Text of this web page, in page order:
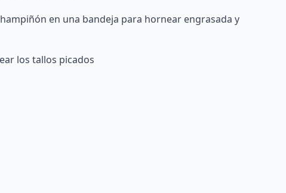
en una bandeja para hornear engrasada y
los tallos picados